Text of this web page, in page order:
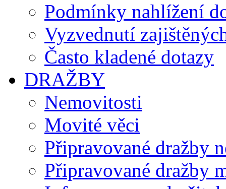
Podmínky nahlížení
Vyzvednutí
Často kladené dotazy
DRAŽBY
Nemovitosti
Movité věci
Připravované dražby
Připravované dražby